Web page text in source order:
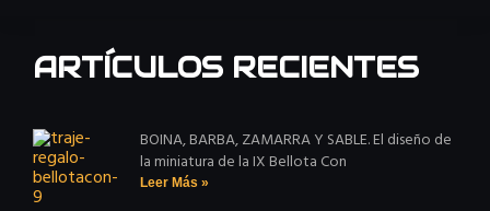
ARTÍCULOS RECIENTES
BOINA, BARBA, ZAMARRA Y SABLE. El diseño de
la miniatura de la IX Bellota Con
Leer Más »